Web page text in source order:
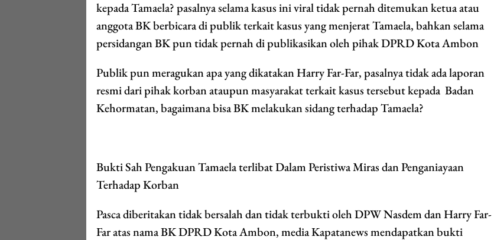
kepada Tamaela? pasalnya selama kasus ini viral tidak pernah ditemukan ketua atau
anggota BK berbicara di publik terkait kasus yang menjerat Tamaela, bahkan selama
persidangan BK pun tidak pernah di publikasikan oleh pihak DPRD Kota Ambon
Publik pun meragukan apa yang dikatakan Harry Far-Far, pasalnya tidak ada laporan
resmi dari pihak korban ataupun masyarakat terkait kasus tersebut kepada Badan
Kehormatan, bagaimana bisa BK melakukan sidang terhadap Tamaela?
Bukti Sah Pengakuan Tamaela terlibat Dalam Peristiwa Miras dan Penganiayaan
Terhadap Korban
Pasca diberitakan tidak bersalah dan tidak terbukti oleh DPW Nasdem dan Harry Far-
Far atas nama BK DPRD Kota Ambon, media Kapatanews mendapatkan bukti